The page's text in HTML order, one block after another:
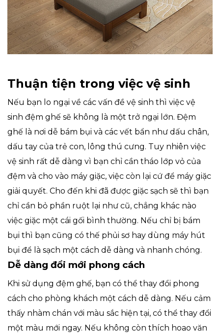
Thuận tiện trong việc vệ sinh
Nếu bạn lo ngại về các vấn đề vệ sinh thì việc vệ
sinh đệm ghế sẽ không là một trở ngại lớn. Đệm
ghế là nơi dễ bám bụi và các vết bẩn như dấu chân,
dấu tay của trẻ con, lông thú cưng. Tuy nhiên việc
vệ sinh rất dễ dàng vì bạn chỉ cần tháo lớp vỏ của
đệm và cho vào máy giặc, việc còn lại cứ để máy giặc
giải quyết. Cho đến khi đã được giặc sạch sẽ thì bạn
chỉ cần bỏ phần ruột lại như cũ, chẳng khác nào
việc giặc một cái gối bình thường. Nếu chỉ bị bám
bụi thì bạn cũng có thế phủi sơ hay dùng máy hút
bụi để là sạch một cách dễ dàng và nhanh chóng.
Dễ dàng đổi mới phong cách
Khi sử dụng đệm ghế, bạn có thể thay đổi phong
cách cho phòng khách một cách dễ dàng. Nếu cảm
thấy nhàm chán với màu sắc hiện tại, có thể thay đổi
một màu mới ngay. Nếu không còn thích hoao văn